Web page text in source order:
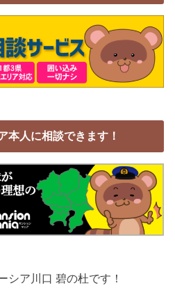
本人に相談できます！
シア川口 碧の杜です！